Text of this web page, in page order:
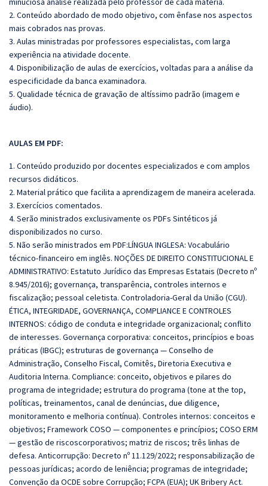
2. Conteúdo abordado de modo objetivo, com ênfase nos aspectos
mais cobrados nas provas.
3. Aulas ministradas por professores especialistas, com larga
experiência na atividade docente.
4. Disponibilização de aulas de exercícios, voltadas para a análise da
especificidade da banca examinadora.
5. Qualidade técnica de gravação de altíssimo padrão (imagem e
áudio).
AULAS EM PDF:
1. Conteúdo produzido por docentes especializados e com amplos
recursos didáticos.
2. Material prático que facilita a aprendizagem de maneira acelerada.
3. Exercícios comentados.
4. Serão ministrados exclusivamente os PDFs Sintéticos já
disponibilizados no curso.
5. Não serão ministrados em PDF:LÍNGUA INGLESA: Vocabulário
técnico-financeiro em inglês. NOÇÕES DE DIREITO CONSTITUCIONAL E
ADMINISTRATIVO: Estatuto Jurídico das Empresas Estatais (Decreto nº
8.945/2016); governança, transparência, controles internos e
fiscalização; pessoal celetista. Controladoria-Geral da União (CGU).
ÉTICA, INTEGRIDADE, GOVERNANÇA, COMPLIANCE E CONTROLES
INTERNOS: código de conduta e integridade organizacional; conflito
de interesses. Governança corporativa: conceitos, princípios e boas
práticas (IBGC); estruturas de governança — Conselho de
Administração, Conselho Fiscal, Comitês, Diretoria Executiva e
Auditoria Interna. Compliance: conceito, objetivos e pilares do
programa de integridade; estrutura do programa (tone at the top,
políticas, treinamentos, canal de denúncias, due diligence,
monitoramento e melhoria contínua). Controles internos: conceitos e
objetivos; Framework COSO — componentes e princípios; COSO ERM
— gestão de riscoscorporativos; matriz de riscos; três linhas de
defesa. Anticorrupção: Decreto nº 11.129/2022; responsabilização de
pessoas jurídicas; acordo de leniência; programas de integridade;
Convenção da OCDE sobre Corrupção; FCPA (EUA); UK Bribery Act.